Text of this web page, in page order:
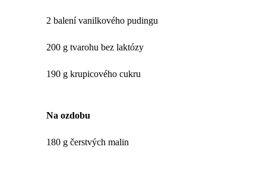
2 balení vanilkového pudingu
200 g tvarohu bez laktózy
190 g krupicového cukru
Na ozdobu
180 g čerstvých malin